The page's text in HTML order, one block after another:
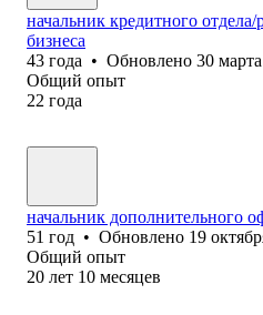
начальник кредитного
бизнеса
43 года • Обновлено 30
Общий опыт
22 года
начальник дополнительного
51 год • Обновлено 19
Общий опыт
20 лет 10 месяцев